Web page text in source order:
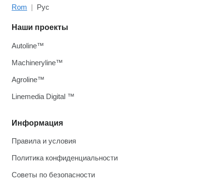
Rom Рус
Информация
Правила и условия
Политика конфиденциальности
Советы по безопасности
Наши проекты
Autoline™
Machineryline™
Agroline™
Linemedia Digital ™